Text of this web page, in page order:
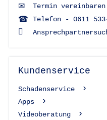
Termin vereinbaren
Telefon - 0611
Kundenservice
Schadenservice
Apps
Videoberatung